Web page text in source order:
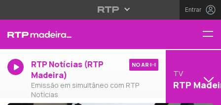
Entrar
RTP Notícias (RTP
Madeira)
Emissão em simultâneo com RTP
Notícias
NO AR
TV
RTP